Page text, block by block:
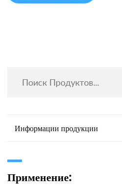
Информации продукции
Применение: